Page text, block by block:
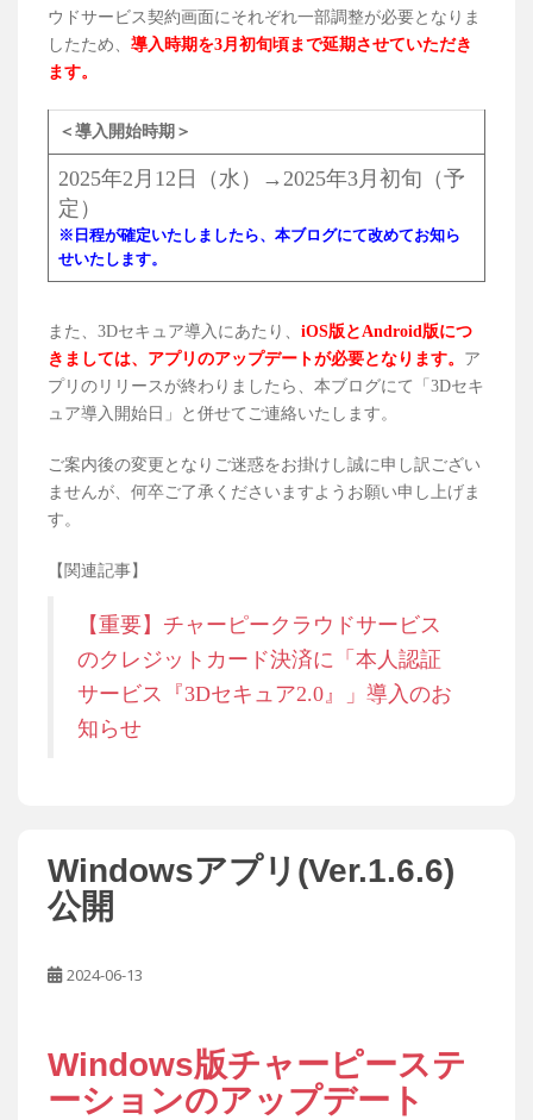
ウドサービス契約画面にそれぞれ一部調整が必要となりま
したため、 導入時期を3月初旬頃まで延期させていただき
ます。
＜導入開始時期＞
2025年2月12日（水）→2025年3月初旬（予
定）
※日程が確定いたしましたら、本ブログにて改めてお知ら
せいたします。
また、3Dセキュア導入にあたり、 iOS版とAndroid版につ
きましては、アプリのアップデートが必要となります。 ア
プリのリリースが終わりましたら、本ブログにて「3Dセキ
ュア導入開始日」と併せてご連絡いたします。
ご案内後の変更となりご迷惑をお掛けし誠に申し訳ござい
ませんが、何卒ご了承くださいますようお願い申し上げま
す。
【関連記事】
【重要】チャーピークラウドサービス
のクレジットカード決済に「本人認証
サービス『3Dセキュア2.0』」導入のお
知らせ
Windowsアプリ(Ver.1.6.6)
公開
2024-06-13
Windows版チャーピーステ
ーションのアップデート